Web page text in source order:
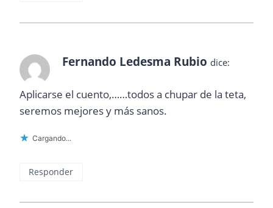
Fernando Ledesma Rubio dice:
Aplicarse el cuento,……todos a chupar de la teta,
seremos mejores y más sanos.
Cargando...
Responder